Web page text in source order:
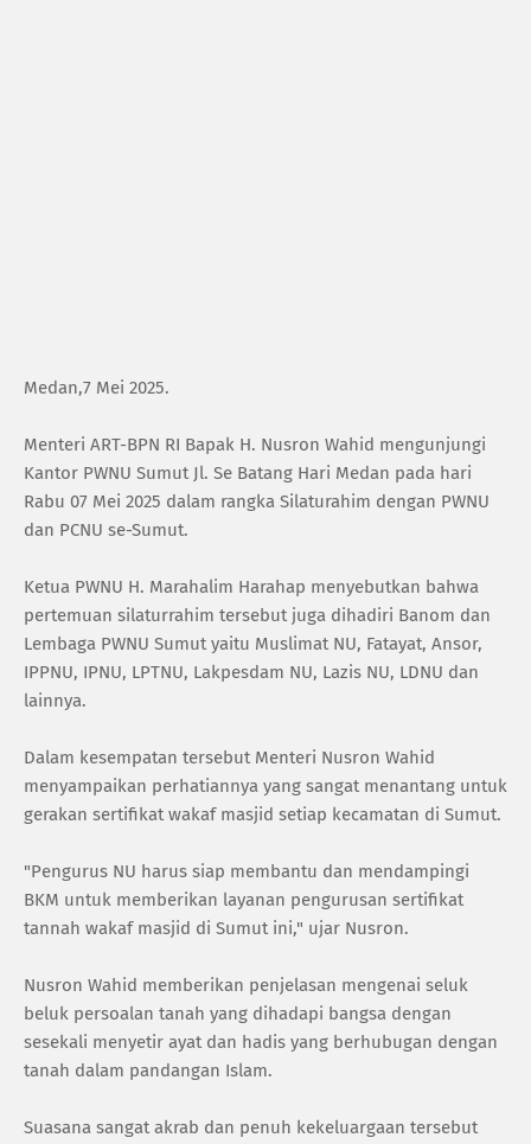
Medan,7 Mei 2025.
Menteri ART-BPN RI Bapak H. Nusron Wahid mengunjungi
Kantor PWNU Sumut Jl. Se Batang Hari Medan pada hari
Rabu 07 Mei 2025 dalam rangka Silaturahim dengan PWNU
dan PCNU se-Sumut.
Ketua PWNU H. Marahalim Harahap menyebutkan bahwa
pertemuan silaturrahim tersebut juga dihadiri Banom dan
Lembaga PWNU Sumut yaitu Muslimat NU, Fatayat, Ansor,
IPPNU, IPNU, LPTNU, Lakpesdam NU, Lazis NU, LDNU dan
lainnya.
Dalam kesempatan tersebut Menteri Nusron Wahid
menyampaikan perhatiannya yang sangat menantang untuk
gerakan sertifikat wakaf masjid setiap kecamatan di Sumut.
"Pengurus NU harus siap membantu dan mendampingi
BKM untuk memberikan layanan pengurusan sertifikat
tannah wakaf masjid di Sumut ini," ujar Nusron.
Nusron Wahid memberikan penjelasan mengenai seluk
beluk persoalan tanah yang dihadapi bangsa dengan
sesekali menyetir ayat dan hadis yang berhubugan dengan
tanah dalam pandangan Islam.
Suasana sangat akrab dan penuh kekeluargaan tersebut